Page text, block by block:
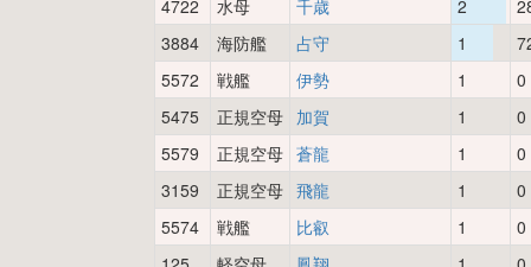
4722
水母 千歳 2
3884
海防艦 占守 1
5572
戦艦 伊勢 1
0
5475
正規空母 加賀 1
0
5579
正規空母 蒼龍 1
0
3159
正規空母 飛龍 1
0
5574
戦艦 比叡 1
0